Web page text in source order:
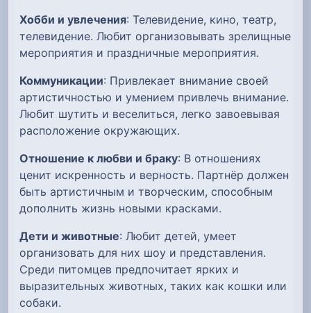
Хобби и увлечения: Телевидение, кино, театр,
телевидение. Любит организовывать зрелищные
мероприятия и праздничные мероприятия.
Коммуникации: Привлекает внимание своей
артистичностью и умением привлечь внимание.
Любит шутить и веселиться, легко завоевывая
расположение окружающих.
Отношение к любви и браку: В отношениях
ценит искренность и верность. Партнёр должен
быть артистичным и творческим, способным
дополнить жизнь новыми красками.
Дети и животные: Любит детей, умеет
организовать для них шоу и представления.
Среди питомцев предпочитает ярких и
выразительных животных, таких как кошки или
собаки.